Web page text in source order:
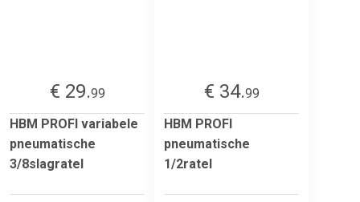
€ 29.99
HBM PROFI variabele
pneumatische
3/8slagratel
€ 34.99
HBM PROFI
pneumatische
1/2ratel